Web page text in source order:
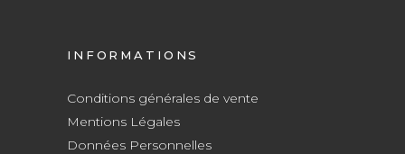
INFORMATIONS
Conditions générales de vente
Mentions Légales
Données Personnelles